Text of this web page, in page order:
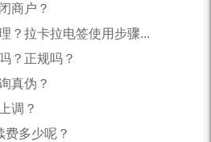
商户？
？拉卡拉电签使用步骤...
？正规吗？
真伪？
调？
多少呢？